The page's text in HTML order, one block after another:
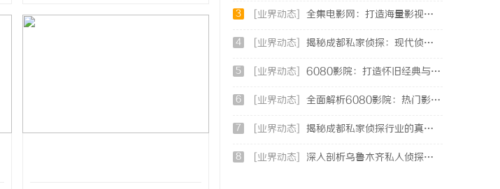
3 [业界动态] 全集电影网：打造海量影视资源的优质观影平台
4 [业界动态] 揭秘成都私家侦探：现代侦探服务的专业选择与行业前景
5 [业界动态] 6080影院：打造怀旧经典与现代影视的完美观影天堂
6 [业界动态] 全面解析6080影院：热门影视资源一站式观看体验
7 [业界动态] 揭秘成都私家侦探行业的真实面貌与专业服务
8 [业界动态] 深入剖析乌鲁木齐私人侦探行业的发展与应用现状